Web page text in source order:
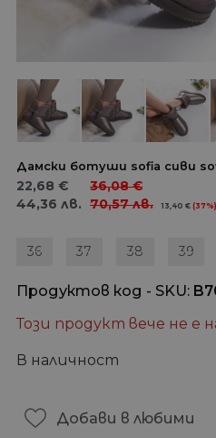
Дамски ботуши sofia сиви
22,68 €
44,36 лв.
36,08€
70,57лв. 13,40€ (37%)
36 37 38 39
Продуктов код - SKU
Този продукт вече не е
В наличност
Добави в любими